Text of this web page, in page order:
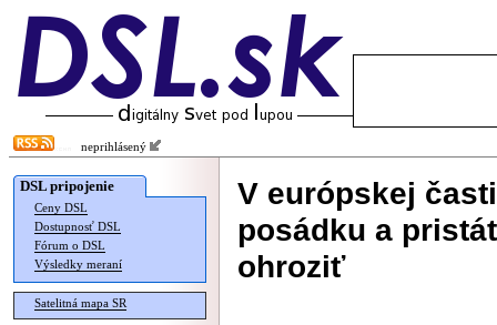
neprihlásený
DSL pripojenie
Ceny DSL
Dostupnosť DSL
Fórum o DSL
Výsledky meraní
Satelitná mapa SR
V európskej
posádku a
ohroziť